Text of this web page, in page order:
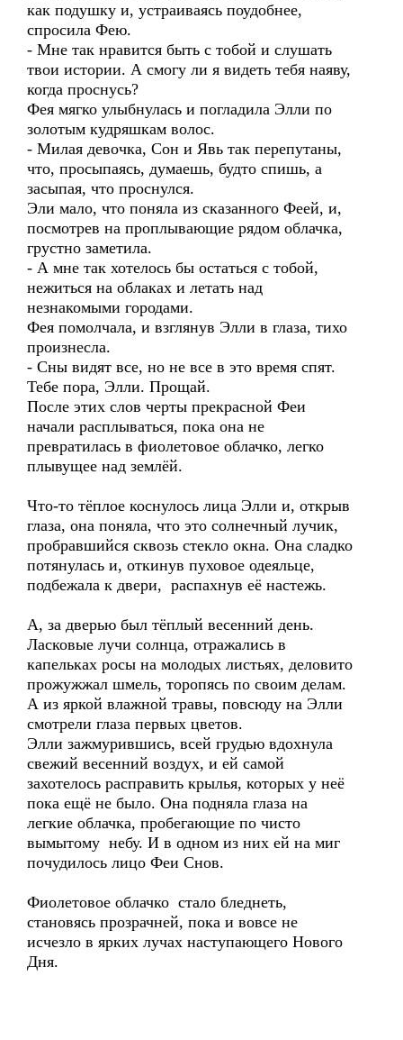
как подушку и, устраиваясь поудобнее,
спросила Фею.
- Мне так нравится быть с тобой и слушать
твои истории. А смогу ли я видеть тебя наяву,
когда проснусь?
Фея мягко улыбнулась и погладила Элли по
золотым кудряшкам волос.
- Милая девочка, Сон и Явь так перепутаны,
что, просыпаясь, думаешь, будто спишь, а
засыпая, что проснулся.
Эли мало, что поняла из сказанного Феей, и,
посмотрев на проплывающие рядом облачка,
грустно заметила.
- А мне так хотелось бы остаться с тобой,
нежиться на облаках и летать над
незнакомыми городами.
Фея помолчала, и взглянув Элли в глаза, тихо
произнесла.
- Сны видят все, но не все в это время спят.
Тебе пора, Элли. Прощай.
После этих слов черты прекрасной Феи
начали расплываться, пока она не
превратилась в фиолетовое облачко, легко
плывущее над землёй.
Что-то тёплое коснулось лица Элли и, открыв
глаза, она поняла, что это солнечный лучик,
пробравшийся сквозь стекло окна. Она сладко
потянулась и, откинув пуховое одеяльце,
подбежала к двери, распахнув её настежь.
А, за дверью был тёплый весенний день.
Ласковые лучи солнца, отражались в
капельках росы на молодых листьях, деловито
прожужжал шмель, торопясь по своим делам.
А из яркой влажной травы, повсюду на Элли
смотрели глаза первых цветов.
Элли зажмурившись, всей грудью вдохнула
свежий весенний воздух, и ей самой
захотелось расправить крылья, которых у неё
пока ещё не было. Она подняла глаза на
легкие облачка, пробегающие по чисто
вымытому небу. И в одном из них ей на миг
почудилось лицо Феи Снов.
Фиолетовое облачко стало бледнеть,
становясь прозрачней, пока и вовсе не
исчезло в ярких лучах наступающего Нового
Дня.